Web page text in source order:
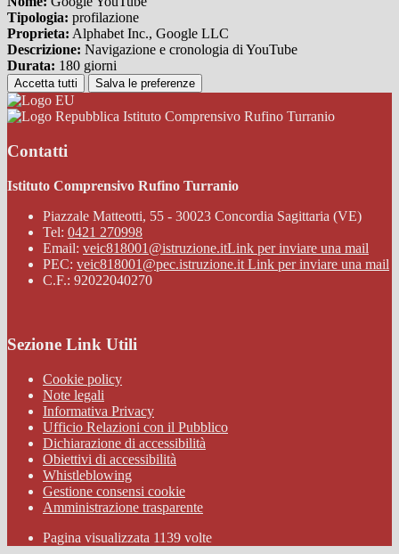
Tipologia: profilazione
Proprieta: Alphabet Inc., Google LLC
Descrizione: Navigazione e cronologia di YouTube
Durata: 180 giorni
Accetta tutti Salva le preferenze
Istituto Comprensivo Rufino Turranio
Contatti
Istituto Comprensivo Rufino Turranio
Piazzale Matteotti, 55 - 30023 Concordia Sagittaria (VE)
Tel: 0421 270998
Email: veic818001@istruzione.itLink per inviare una mail
PEC: veic818001@pec.istruzione.it Link per inviare una mail
C.F.: 92022040270
Sezione Link Utili
Cookie policy
Note legali
Informativa Privacy
Ufficio Relazioni con il Pubblico
Dichiarazione di accessibilità
Obiettivi di accessibilità
Whistleblowing
Gestione consensi cookie
Amministrazione trasparente
Pagina visualizzata 1139 volte